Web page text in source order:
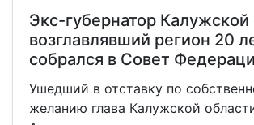
два базисных пункта, до 1,61%.
летних облигаций Германии
один базисный пункт, до −0,39%.
Экс-губернатор Калужской
возглавлявший регион 20
собрался в Совет
Ушедший в отставку по
желанию глава Калужской